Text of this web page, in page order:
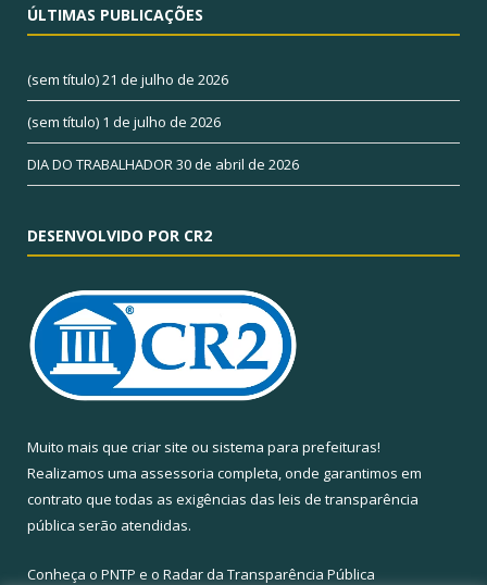
ÚLTIMAS PUBLICAÇÕES
(sem título)21 de julho de 2026
(sem título) 1 de julho de 2026
DIA DO TRABALHADOR 30 de abril de 2026
DESENVOLVIDO POR CR2
Muito mais que criar site ou sistema para prefeituras!
Realizamos uma assessoria completa, onde garantimos em
contrato que todas as exigências das leis de transparência
pública serão atendidas.
Conheça o PNTP e o Radar da Transparência Pública